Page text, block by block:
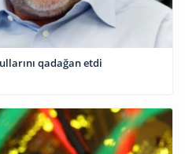
qadağan etdi